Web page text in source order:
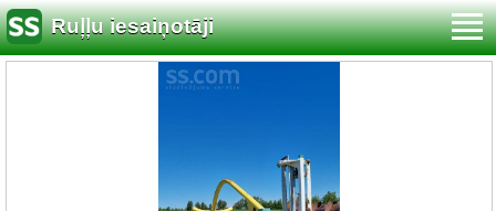
Ruļļu iesaiņotāji